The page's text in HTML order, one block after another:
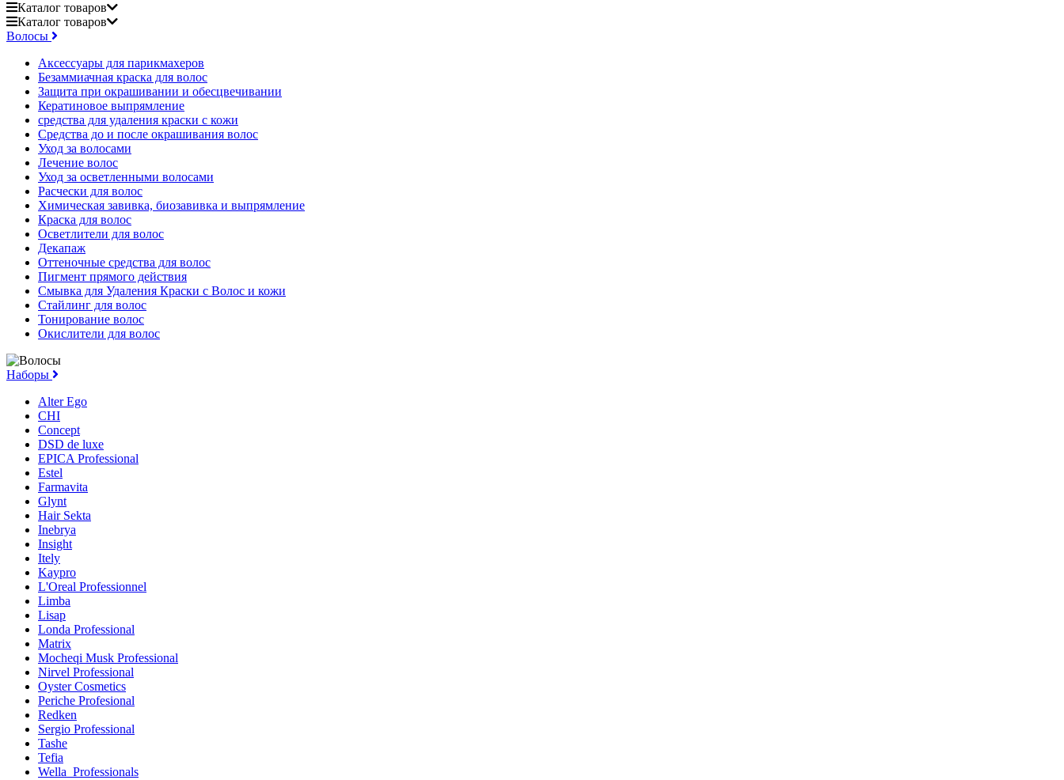
Каталог товаров
Каталог товаров
Волосы
Аксессуары для парикмахеров
Безаммиачная краска для волос
Защита при окрашивании и обесцвечивании
Кератиновое выпрямление
средства для удаления краски с кожи
Средства до и после окрашивания волос
Уход за волосами
Лечение волос
Уход за осветленными волосами
Расчески для волос
Химическая завивка, биозавивка и выпрямление
Краска для волос
Осветлители для волос
Декапаж
Оттеночные средства для волос
Пигмент прямого действия
Смывка для Удаления Краски с Волос и кожи
Стайлинг для волос
Тонирование волос
Окислители для волос
Наборы
Alter Ego
CHI
Concept
DSD de luxe
EPICA Professional
Estel
Farmavita
Glynt
Hair Sekta
Inebrya
Insight
Itely
Kaypro
L'Oreal Professionnel
Limba
Lisap
Londa Professional
Matrix
Mocheqi Musk Professional
Nirvel Professional
Oyster Cosmetics
Periche Profesional
Redken
Sergio Professional
Tashe
Tefia
Wella_Professionals